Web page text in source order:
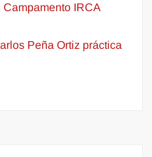
IRCA
Peña Ortiz práctica